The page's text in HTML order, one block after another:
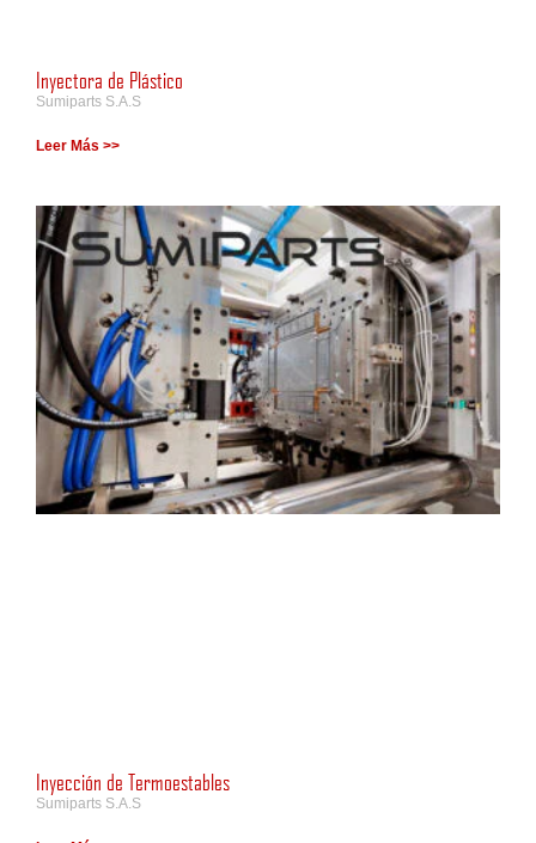
Inyectora de Plástico
Sumiparts S.A.S
Leer Más >>
Inyección de Termoestables
Sumiparts S.A.S